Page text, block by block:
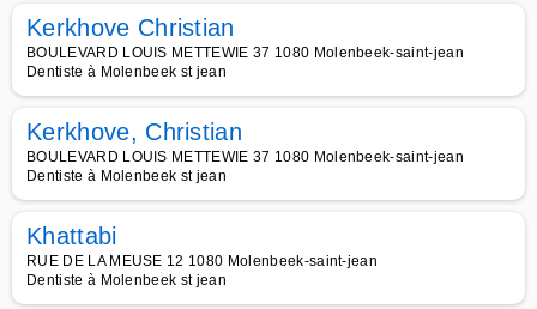
Kerkhove Christian
BOULEVARD LOUIS METTEWIE 37 1080 Molenbeek-saint-jean
Dentiste à Molenbeek st jean
Kerkhove, Christian
BOULEVARD LOUIS METTEWIE 37 1080 Molenbeek-saint-jean
Dentiste à Molenbeek st jean
Khattabi
RUE DE LA MEUSE 12 1080 Molenbeek-saint-jean
Dentiste à Molenbeek st jean